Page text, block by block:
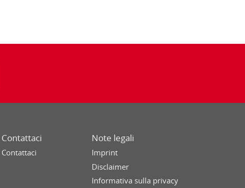
Contattaci
Contattaci
Note legali
Imprint
Disclaimer
Informativa sulla privacy